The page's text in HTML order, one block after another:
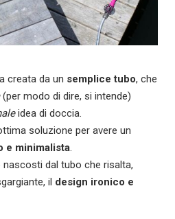
creata da un semplice tubo, che
(per modo di dire, si intende)
idea di doccia.
soluzione per avere un
e minimalista
dal tubo che risalta,
il design ironico e